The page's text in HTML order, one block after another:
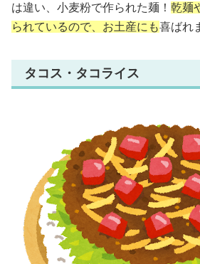
は違い、小麦粉で作られた麺！ 乾麺
られているので、お土産にも喜ばれ
タコス・タコライス